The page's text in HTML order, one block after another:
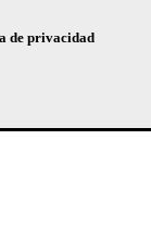
de privacidad